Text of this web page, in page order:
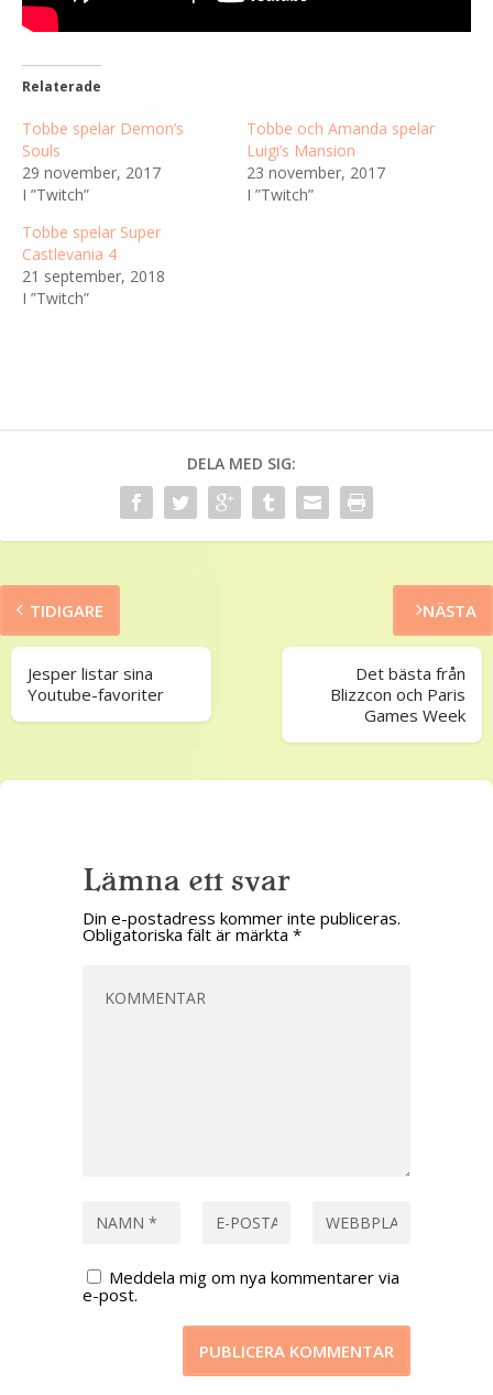
Relaterade
Tobbe spelar Demon’s
Souls
29 november, 2017
I ”Twitch”
Tobbe och Amanda spelar
Luigi’s Mansion
23 november, 2017
I ”Twitch”
Tobbe spelar Super
Castlevania 4
21 september, 2018
I ”Twitch”
DELA MED SIG:
TIDIGARE
Jesper listar sina
Youtube-favoriter
NÄSTA
Det bästa från
Blizzcon och Paris
Games Week
Lämna ett svar
Din e-postadress kommer inte publiceras.
Obligatoriska fält är märkta *
Meddela mig om nya kommentarer via
e-post.